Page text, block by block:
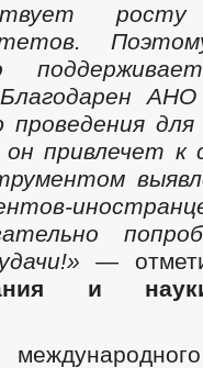
росту
для
привлечет к
—
и